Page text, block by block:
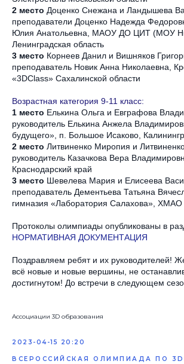
2 место Доценко Снежана и Ландышева
преподаватели Доценко Надежда
Юлия Анатольевна, МАОУ ДО ЦИТ (МОУ
Ленинградская область
3 место Корнеев Данил и Вишняков
преподаватель Новик Анна Николаевна,
«3DClass» Сахалинской области
Возрастная категория 9-11 класс:
1 место Елькина Ольга и Евграфова
руководитель Елькина Анжела
будущего», п. Большое Исаково,
2 место Литвиненко Миропия и
руководитель Казачкова Вера
Краснодарский край
3 место Шевелева Мария и Елисеева
преподаватель Дементьева Татьяна
гимназия «Лаборатория Салахова», ХМАО
Протоколы олимпиады опубликованы в
НОРМАТИВНАЯ ДОКУМЕНТАЦИЯ
Поздравляем ребят и их руководителей!
всё новые и новые вершины, не
достигнутом! До встречи в следующем
Ассоциации 3D образования
2023-04-15 20:20
ВСЕРОССИЙСКАЯ ОЛИМПИАДА ПО